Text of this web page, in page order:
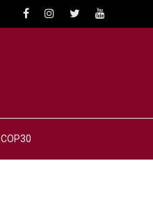
COP30